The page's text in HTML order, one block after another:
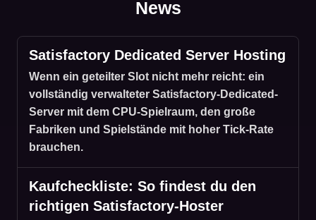
News
Satisfactory Dedicated Server Hosting
Wenn ein geteilter Slot nicht mehr reicht: ein
vollständig verwalteter Satisfactory-Dedicated-
Server mit dem CPU-Spielraum, den große
Fabriken und Spielstände mit hoher Tick-Rate
brauchen.
Kaufcheckliste: So findest du den
richtigen Satisfactory-Hoster